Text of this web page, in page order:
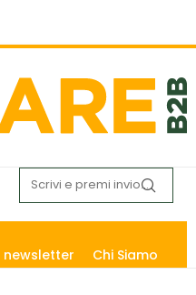
newsletter Chi Siamo